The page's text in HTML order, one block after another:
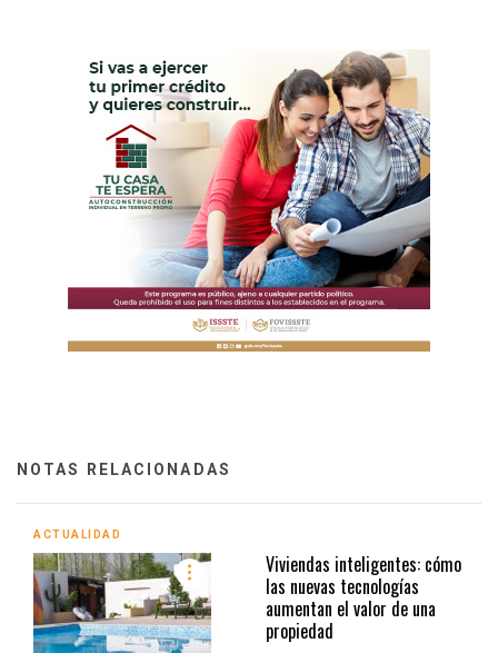
NOTAS RELACIONADAS
ACTUALIDAD
Viviendas inteligentes: cómo
las nuevas tecnologías
aumentan el valor de una
propiedad